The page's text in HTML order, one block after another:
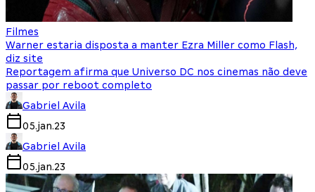
Filmes
Warner estaria disposta a manter Ezra Miller como Flash,
diz site
Reportagem afirma que Universo DC nos cinemas não deve
passar por reboot completo
Gabriel Avila
05.jan.23
Gabriel Avila
05.jan.23